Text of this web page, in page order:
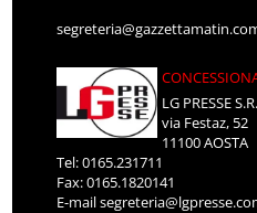
LG PRESSE
via Festaz, 52
11100 AOSTA
Tel: 0165.231711
Fax: 0165.1820141
E-mail